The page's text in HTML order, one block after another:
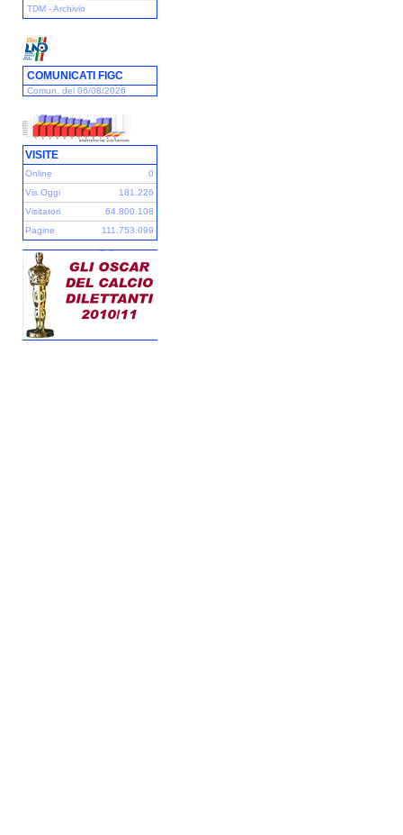
TDM - Archivio
COMUNICATI FIGC
Comun. del 06/08/2026
VISITE
Online
0
Vis.Oggi
181.226
Visitatori
64.800.108
Pagine
111.753.099